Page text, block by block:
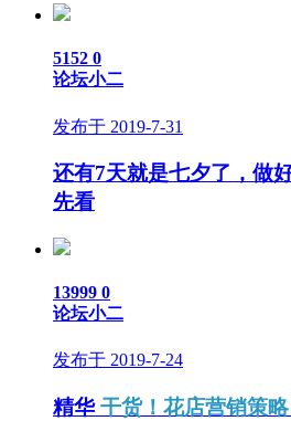
5152 0
论坛小二
发布于 2019-7-31
还有7天就是七夕了，做
先看
13999 0
论坛小二
发布于 2019-7-24
精华 干货！花店营销策略